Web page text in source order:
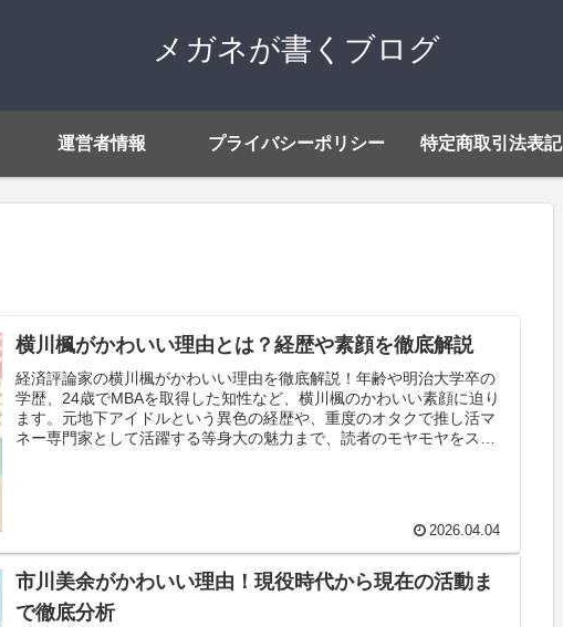
メガネが書くブログ
運営者情報 プライバシーポリシー 特定商取引法表記
横川楓がかわいい理由とは？経歴や素顔を徹底解説
経済評論家の横川楓がかわいい理由を徹底解説！年齢や明治大学卒の
学歴、24歳でMBAを取得した知性など、横川楓のかわいい素顔に迫り
ます。元地下アイドルという異色の経歴や、重度のオタクで推し活マ
ネー専門家として活躍する等身大の魅力まで、読者のモヤモヤをスッ
2026.04.04
市川美余がかわいい理由！現役時代から現在の活動ま
で徹底分析